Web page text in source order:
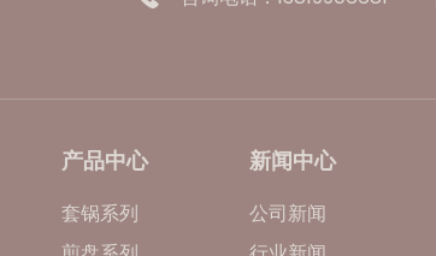
新闻中心
公司新闻
产品中心
套锅系列